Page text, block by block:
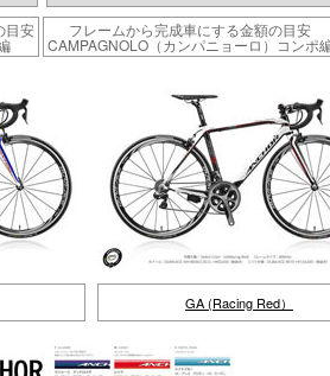
目安 フレームから完成車にする金額の目安
CAMPAGNOLO（カンパニョーロ）コンポ
GA (Racing Red）